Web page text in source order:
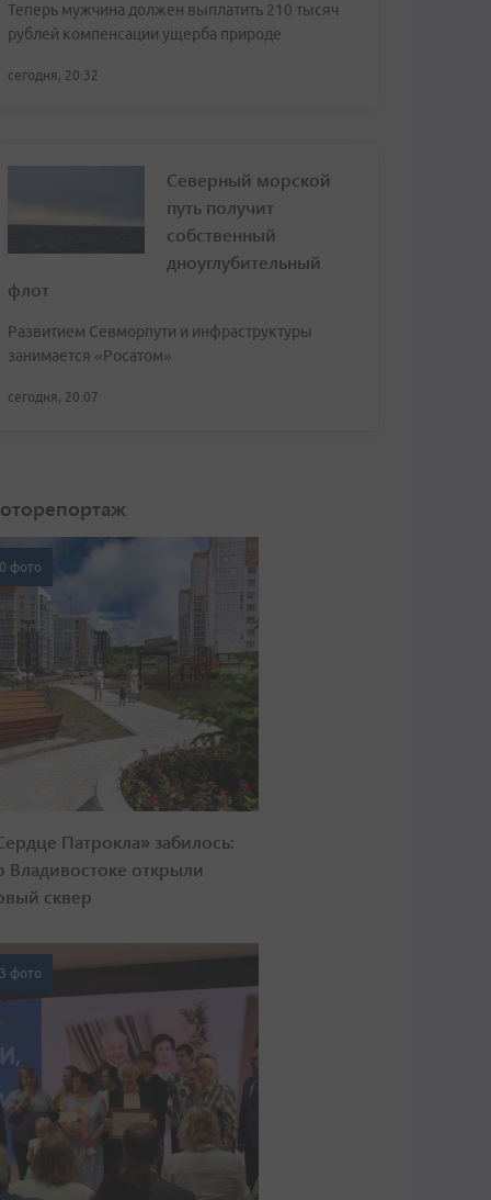
Теперь мужчина должен выплатить 210 тысяч
рублей компенсации ущерба природе
сегодня, 20:32
Северный морской
путь получит
собственный
дноуглубительный
флот
Развитием Севморпути и инфраструктуры
занимается «Росатом»
сегодня, 20:07
фото
Патрокла» забилось:
Владивостоке открыли
сквер
фото